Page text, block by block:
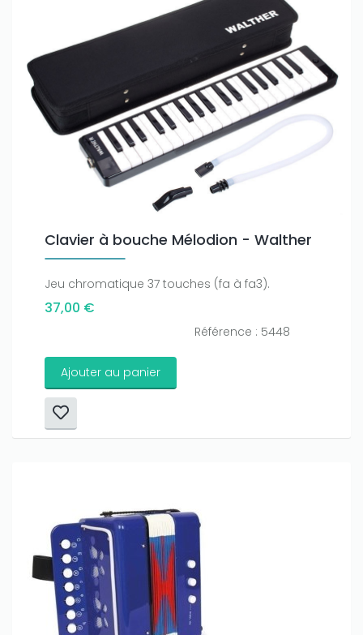
Clavier à bouche Mélodion - Walther
Jeu chromatique 37 touches (fa à fa3).
37,00 €
Référence : 5448
Ajouter au panier